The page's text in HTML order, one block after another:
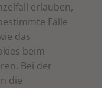
erlauben,
Fälle
das
beim
Bei der
die